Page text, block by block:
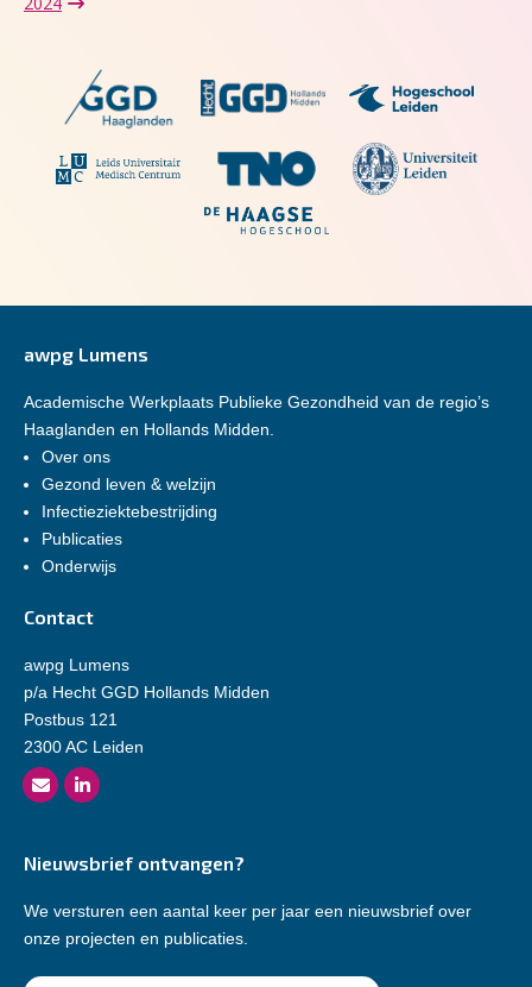
awpg Lumens
Academische Werkplaats Publieke Gezondheid van de regio’s
Haaglanden en Hollands Midden.
Over ons
Gezond leven & welzijn
Infectieziektebestrijding
Publicaties
Onderwijs
Contact
awpg Lumens
p/a Hecht GGD Hollands Midden
Postbus 121
2300 AC Leiden
Nieuwsbrief ontvangen?
We versturen een aantal keer per jaar een nieuwsbrief over
onze projecten en publicaties.